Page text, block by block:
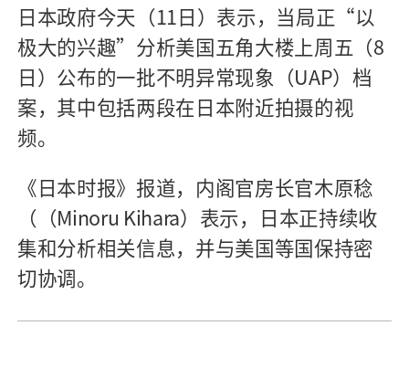
日本政府今天（11日）表示，当局正“以
极大的兴趣”分析美国五角大楼上周五（8
日）公布的一批不明异常现象（UAP）档
案，其中包括两段在日本附近拍摄的视
频。
《日本时报》报道，内阁官房长官木原稔
（（Minoru Kihara）表示，日本正持续收
集和分析相关信息，并与美国等国保持密
切协调。